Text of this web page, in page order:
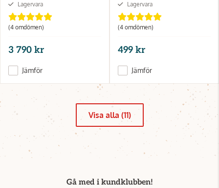
Lagervara
(4 omdömen)
3 790 kr
Jämför
Lagervara
(4 omdömen)
499 kr
Jämför
Visa alla (11)
Gå med i kundklubben!